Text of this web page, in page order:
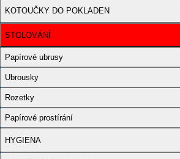
KOTOUČKY DO POKLADEN
STOLOVÁNÍ
Papírové ubrusy
Ubrousky
Rozetky
Papírové prostírání
HYGIENA